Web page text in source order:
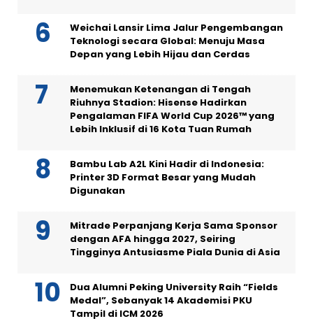
Weichai Lansir Lima Jalur Pengembangan
Teknologi secara Global: Menuju Masa
Depan yang Lebih Hijau dan Cerdas
Menemukan Ketenangan di Tengah
Riuhnya Stadion: Hisense Hadirkan
Pengalaman FIFA World Cup 2026™ yang
Lebih Inklusif di 16 Kota Tuan Rumah
Bambu Lab A2L Kini Hadir di Indonesia:
Printer 3D Format Besar yang Mudah
Digunakan
Mitrade Perpanjang Kerja Sama Sponsor
dengan AFA hingga 2027, Seiring
Tingginya Antusiasme Piala Dunia di Asia
Dua Alumni Peking University Raih “Fields
Medal”, Sebanyak 14 Akademisi PKU
Tampil di ICM 2026